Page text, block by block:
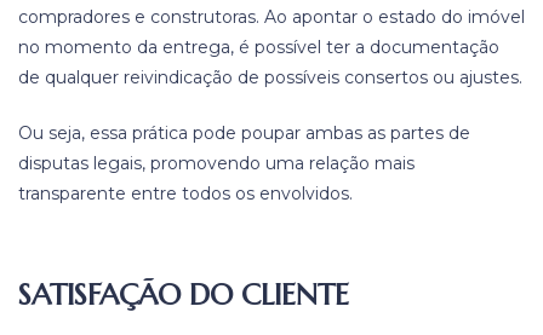
compradores e construtoras. Ao apontar o estado do imóvel
no momento da entrega, é possível ter a documentação
de qualquer reivindicação de possíveis consertos ou ajustes.
Ou seja, essa prática pode poupar ambas as partes de
disputas legais, promovendo uma relação mais
transparente entre todos os envolvidos.
SATISFAÇÃO DO CLIENTE